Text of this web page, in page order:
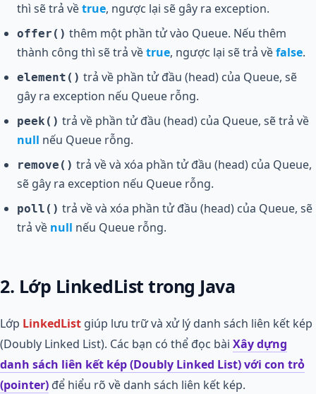
thì sẽ trả vềtrue, ngược lại sẽ gây ra exception.
offer() thêm một phần tử vào Queue. Nếu thêm
thành công thì sẽ trả vềtrue, ngược lại sẽ trả vềfalse.
element() trả về phần tử đầu (head) của Queue, sẽ
gây ra exception nếu Queue rỗng.
peek() trả về phần tử đầu (head) của Queue, sẽ trả về
null nếu Queue rỗng.
remove() trả về và xóa phần tử đầu (head) của Queue,
sẽ gây ra exception nếu Queue rỗng.
poll() trả về và xóa phần tử đầu (head) của Queue, sẽ
trả về null nếu Queue rỗng.
2. Lớp LinkedList trong Java
Lớp LinkedList giúp lưu trữ và xử lý danh sách liên kết kép
(Doubly Linked List). Các bạn có thể đọc bài Xây dựng
danh sách liên kết kép (Doubly Linked List) với con trỏ
(pointer) để hiểu rõ về danh sách liên kết kép.